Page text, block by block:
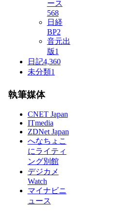
ース
568
日経
BP2
音元出
版1
日記4,360
未分類1
執筆媒体
CNET Japan
ITmedia
ZDNet Japan
へなちょこ
にライティ
ング別館
デジカメ
Watch
マイナビニ
ュース